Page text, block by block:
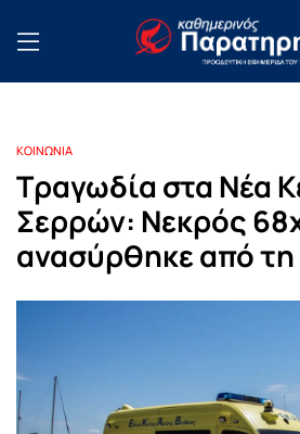
ΚΟΙΝΩΝΙΑ
Τραγωδία στα Νέα
Σερρών: Νεκρός
ανασύρθηκε από